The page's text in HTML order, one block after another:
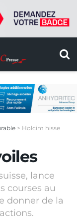
> Holcim hisse
lance
courses au
donner de la